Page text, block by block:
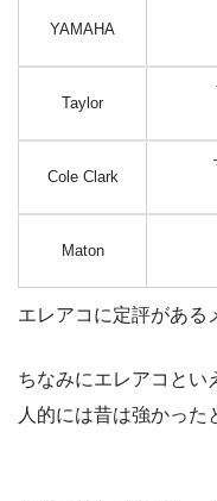
YAMAHA
Taylor
Cole Clark
Maton
エレアコに定評がある
ちなみにエレアコとい
人的には昔は強かった